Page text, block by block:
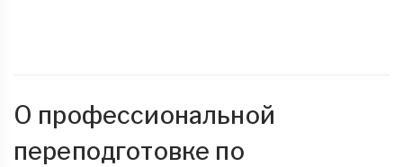
О профессиональной
переподготовке по